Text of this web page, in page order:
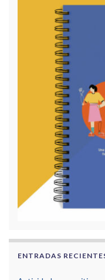
ENTRADAS